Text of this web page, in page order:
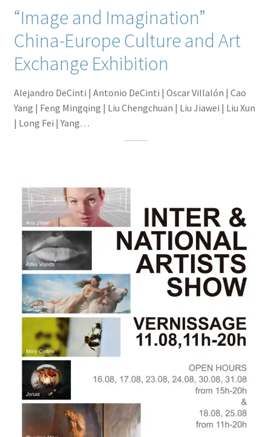
“Image and Imagination”
China-Europe Culture and Art
Exchange Exhibition
Alejandro DeCinti | Antonio DeCinti | Oscar Villalón | Cao
Yang | Feng Mingqing | Liu Chengchuan | Liu Jiawei | Liu Xun
| Long Fei | Yang…